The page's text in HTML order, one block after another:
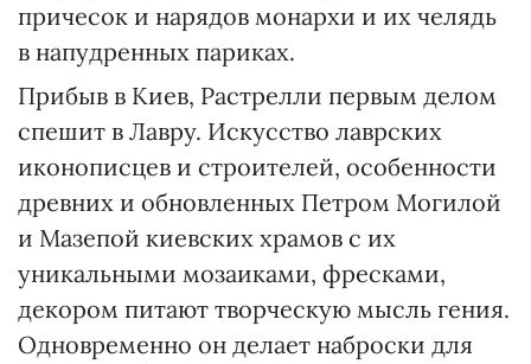
причесок и нарядов монархи и их челядь
в напудренных париках.
Прибыв в Киев, Растрелли первым делом
спешит в Лавру. Искусство лаврских
иконописцев и строителей, особенности
древних и обновленных Петром Могилой
и Мазепой киевских храмов с их
уникальными мозаиками, фресками,
декором питают творческую мысль гения.
Одновременно он делает наброски для